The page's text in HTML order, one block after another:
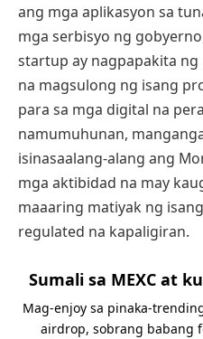
ang mga aplikasyon sa
mga serbisyo ng
startup ay nagpapakita
na magsulong ng isang
para sa mga digital na
namumuhunan,
isinasaalang-alang ang
mga aktibidad na may
maaaring matiyak ng
regulated na kapaligiran.
Sumali sa MEXC at
Mag-enjoy sa pinaka-
airdrop, sobrang babang